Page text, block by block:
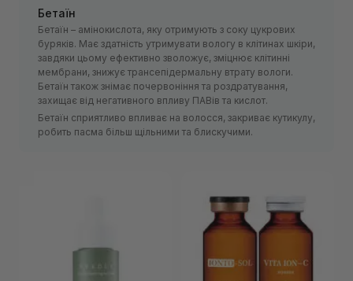
Бетаїн
Бетаїн – амінокислота, яку отримують з соку цукрових
буряків. Має здатність утримувати вологу в клітинах шкіри,
завдяки цьому ефективно зволожує, зміцнює клітинні
мембрани, знижує трансепідермальну втрату вологи.
Бетаїн також знімає почервоніння та роздратування,
захищає від негативного впливу ПАВів та кислот.
Бетаїн сприятливо впливає на волосся, закриває кутикулу,
робить пасма більш щільними та блискучими.